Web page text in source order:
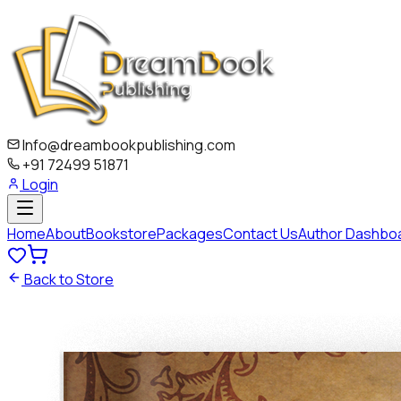
Info@dreambookpublishing.com
+91 72499 51871
Login
HomeAboutBookstorePackagesContact UsAuthor
Back to Store